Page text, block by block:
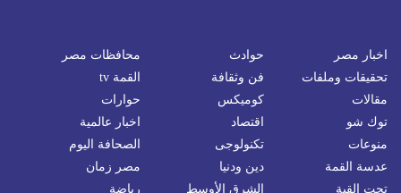
اخبار مصر حوادث
محافظات مصر
تحقيقات وملفات
فن وثقافة
القمة tv
مقالات
كوميكس
حوارات
توك شو
اقتصاد
اخبار عالمية
منوعات
تكنولوجى
الصحافة اليوم
عدسة القمة
دين ودنيا
مصر زمان
تحت القبة
الشرق الأوسط رياضة